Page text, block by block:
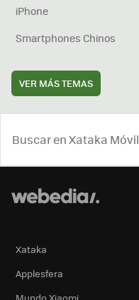
iPhone
Smartphones Chinos
VER MÁS TEMAS
Xataka
Applesfera
Mundo Xiaomi